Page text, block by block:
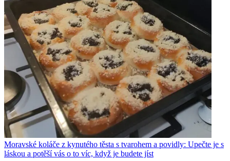
Moravské koláče z kynutého těsta s tvarohem a povidly: Upečte je s
láskou a potěší vás o to víc, když je budete jíst